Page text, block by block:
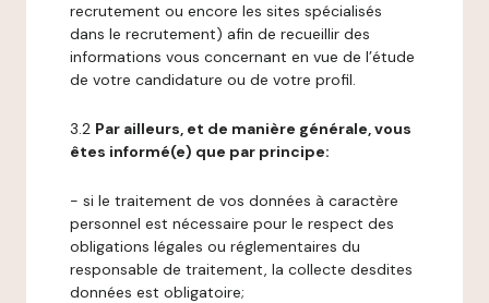
recrutement ou encore les sites spécialisés
dans le recrutement) afin de recueillir des
informations vous concernant en vue de l’étude
de votre candidature ou de votre profil.
3.2 Par ailleurs, et de manière générale, vous
êtes informé(e) que par principe:
- si le traitement de vos données à caractère
personnel est nécessaire pour le respect des
obligations légales ou réglementaires du
responsable de traitement, la collecte desdites
données est obligatoire;